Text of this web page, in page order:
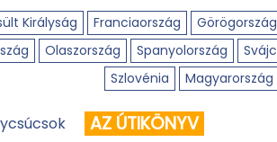
Királyság Franciaország Görögország
Olaszország Spanyolország Svájc
Szlovénia
Magyarország
AZ ÚTIKÖNYV